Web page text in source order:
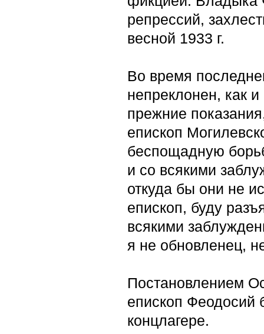
репрессий,
весной 1933 г.
Во время
непреклонен, как
прежние
епископ
беспощадную
и со всякими
откуда бы они не
епископ, буду
всякими
я не обновленец,
Постановлением
епископ Феодосий
концлагере.